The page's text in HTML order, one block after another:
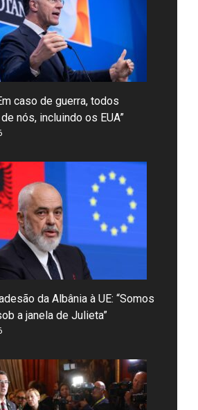
caso de guerra, todos
nós, incluindo os EUA”
da Albânia à UE: “Somos
a janela de Julieta”